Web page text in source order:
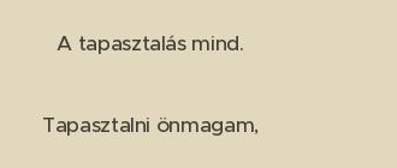
A tapasztalás mind.
Tapasztalni önmagam,